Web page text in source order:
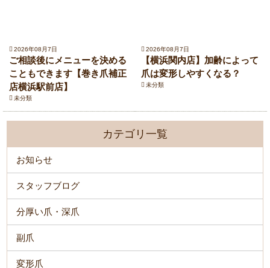
2026年08月7日
ご相談後にメニューを決める
こともできます【巻き爪補正
店横浜駅前店】
未分類
2026年08月7日
【横浜関内店】加齢によって
爪は変形しやすくなる？
未分類
カテゴリ一覧
お知らせ
スタッフブログ
分厚い爪・深爪
副爪
変形爪